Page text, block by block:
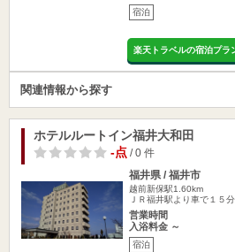
宿泊
楽天トラベルの宿泊プラ
関連情報から探す
ホテルルートイン福井大和田
-点 / 0 件
福井県 / 福井市
越前新保駅1.60km
ＪＲ福井駅より車で１５
営業時間
入浴料金 ～
宿泊